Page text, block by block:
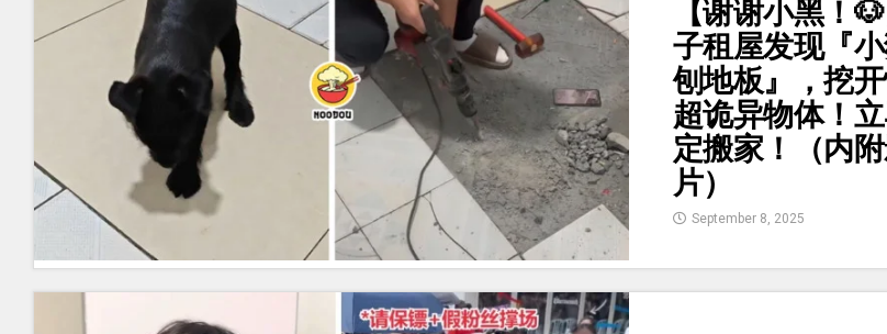
【谢谢小黑！
子租屋发现『
刨地板』，挖
超诡异物体！
定搬家！（内
片）
September 8, 2025